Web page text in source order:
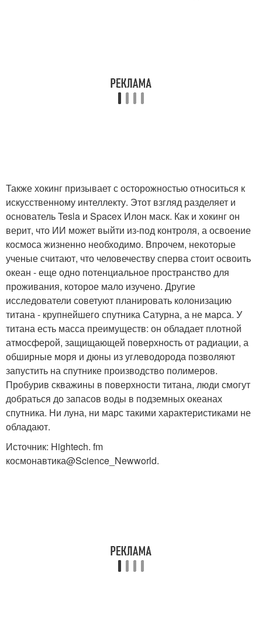
Также хокинг призывает с осторожностью относиться к
искусственному интеллекту. Этот взгляд разделяет и
основатель Tesla и Spacex Илон маск. Как и хокинг он
верит, что ИИ может выйти из-под контроля, а освоение
космоса жизненно необходимо. Впрочем, некоторые
ученые считают, что человечеству сперва стоит освоить
океан - еще одно потенциальное пространство для
проживания, которое мало изучено. Другие
исследователи советуют планировать колонизацию
титана - крупнейшего спутника Сатурна, а не марса. У
титана есть масса преимуществ: он обладает плотной
атмосферой, защищающей поверхность от радиации, а
обширные моря и дюны из углеводорода позволяют
запустить на спутнике производство полимеров.
Пробурив скважины в поверхности титана, люди смогут
добраться до запасов воды в подземных океанах
спутника. Ни луна, ни марс такими характеристиками не
обладают.
Источник: Hightech. fm
космонавтика@Science_Newworld.